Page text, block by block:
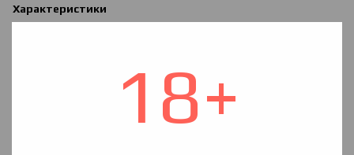
18+
Характеристики